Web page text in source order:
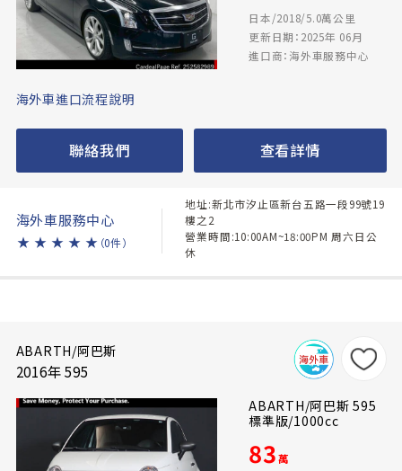
日本/2018/5.0萬公里
更新日期：2025年 06月
進口商：海外車服務中心
海外車進口流程說明
聯絡我們 查看詳情
海外車服務中心
★ ★ ★ ★ ★ （0件）
地址:新北市汐止區新台五路一段99號19
樓之2
營業時間:10:00AM~18:00PM 周六日公
休
ABARTH/阿巴斯
2016年 595
ABARTH/阿巴斯 595
標準版/1000cc
83萬